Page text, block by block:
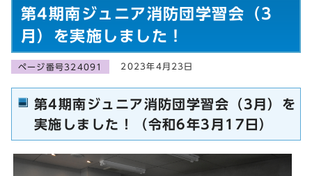
第4期南ジュニア消防団学習会（3
月）を実施しました！
ページ番号324091 2023年4月23日
第4期南ジュニア消防団学習会（3月）を
実施しました！（令和6年3月17日）